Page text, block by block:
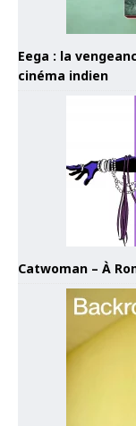
Eega : la
cinéma indien
Catwoman – À